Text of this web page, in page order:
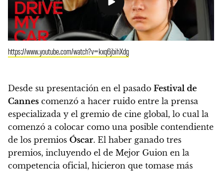
https://www.youtube.com/watch?v=kxq6jbihXdg
Desde su presentación en el pasado Festival de
Cannes comenzó a hacer ruido entre la prensa
especializada y el gremio de cine global, lo cual la
comenzó a colocar como una posible contendiente
de los premios Óscar. El haber ganado tres
premios, incluyendo el de Mejor Guion en la
competencia oficial, hicieron que tomase más